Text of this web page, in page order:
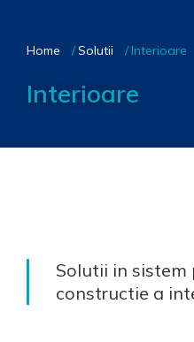
You are here:
Home Solutii Interioare
Interioare
Solutii in sistem
constructie a